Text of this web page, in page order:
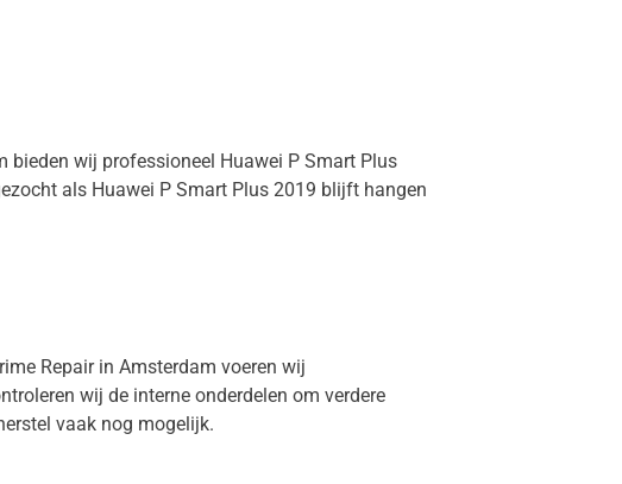
bieden wij professioneel Huawei P Smart Plus
als Huawei P Smart Plus 2019 blijft hangen
Repair in Amsterdam voeren wij
wij de interne onderdelen om verdere
vaak nog mogelijk.